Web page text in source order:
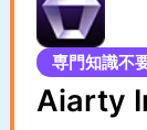
専門知識不
Aiarty